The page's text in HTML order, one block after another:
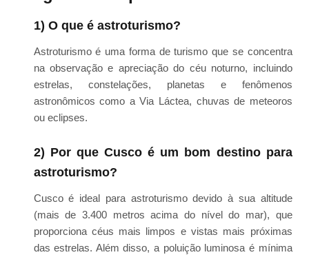
1) O que é astroturismo?
Astroturismo é uma forma de turismo que se concentra
na observação e apreciação do céu noturno, incluindo
estrelas, constelações, planetas e fenômenos
astronômicos como a Via Láctea, chuvas de meteoros
ou eclipses.
2) Por que Cusco é um bom destino para
astroturismo?
Cusco é ideal para astroturismo devido à sua altitude
(mais de 3.400 metros acima do nível do mar), que
proporciona céus mais limpos e vistas mais próximas
das estrelas. Além disso, a poluição luminosa é mínima